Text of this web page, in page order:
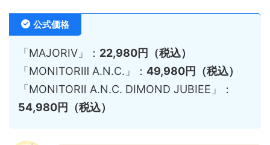
公式価格
「MAJORIⅤ」： 22,980円（税込）
「MONITORⅢ A.N.C.」： 49,980円（税込）
「MONITORⅡ A.N.C. DIMOND JUBIEE」：
54,980円（税込）